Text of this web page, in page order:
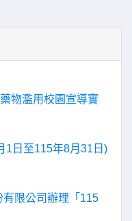
物濫用校園宣導實
1日至115年8月31日)
限公司辦理「115